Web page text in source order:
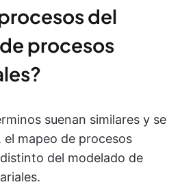
del
procesos
suenan similares y se
mapeo de procesos
del modelado de